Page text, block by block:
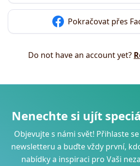
Pokračovat přes
Do not have an account yet?
Nenechte si ujít
Objevujte s námi svět! Přihlaste
newsletteru a buďte vždy první,
nabídky a inspiraci pro Vaši